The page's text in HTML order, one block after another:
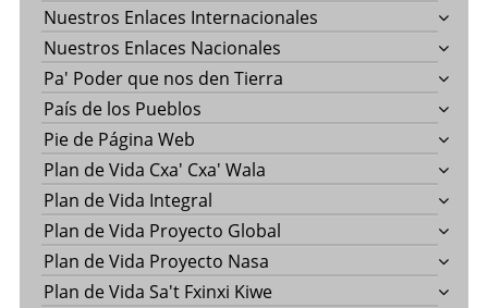
Nuestros Enlaces Internacionales
Nuestros Enlaces Nacionales
Pa' Poder que nos den Tierra
País de los Pueblos
Pie de Página Web
Plan de Vida Cxa' Cxa' Wala
Plan de Vida Integral
Plan de Vida Proyecto Global
Plan de Vida Proyecto Nasa
Plan de Vida Sa't Fxinxi Kiwe